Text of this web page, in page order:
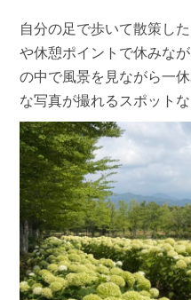
自分の足で歩いて散策し
や休憩ポイントで休みな
の中で風景を見ながら一
な写真が撮れるスポット